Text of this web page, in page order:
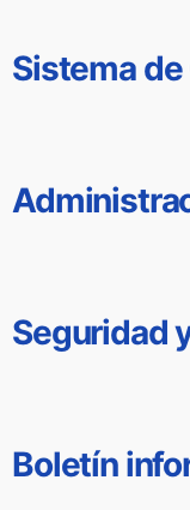
Sistema de
Seguridad
Boletín